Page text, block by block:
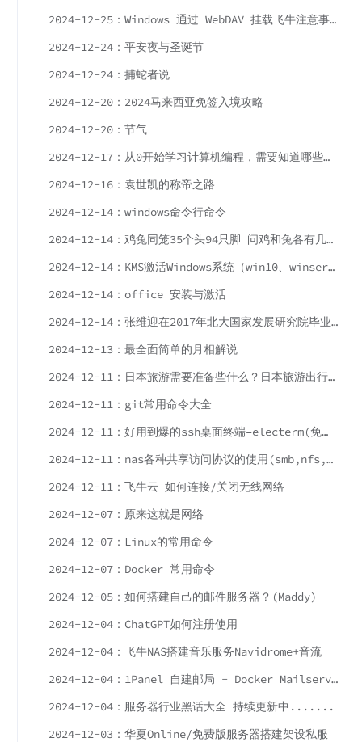
2024-12-25：Windows 通过 WebDAV 挂载飞牛注意事项
2024-12-24：平安夜与圣诞节
2024-12-24：捕蛇者说
2024-12-20：2024马来西亚免签入境攻略
2024-12-20：节气
2024-12-17：从0开始学习计算机编程，需要知道哪些知识
2024-12-16：袁世凯的称帝之路
2024-12-14：windows命令行命令
2024-12-14：鸡兔同笼35个头94只脚 问鸡和兔各有几只？
2024-12-14：KMS激活Windows系统（win10、winserver等各版本通用）
2024-12-14：office 安装与激活
2024-12-14：张维迎在2017年北大国家发展研究院毕业典礼上的演讲：自由是一种责任
2024-12-13：最全面简单的月相解说
2024-12-11：日本旅游需要准备些什么？日本旅游出行前的准备工作
2024-12-11：git常用命令大全
2024-12-11：好用到爆的ssh桌面终端–electerm(免费开源)
2024-12-11：nas各种共享访问协议的使用(smb,nfs,ftp,ftps,sftp,afp,webdav)
2024-12-11：飞牛云 如何连接/关闭无线网络
2024-12-07：原来这就是网络
2024-12-07：Linux的常用命令
2024-12-07：Docker 常用命令
2024-12-05：如何搭建自己的邮件服务器？(Maddy)
2024-12-04：ChatGPT如何注册使用
2024-12-04：飞牛NAS搭建音乐服务Navidrome+音流
2024-12-04：1Panel 自建邮局 - Docker Mailserver
2024-12-04：服务器行业黑话大全 持续更新中.......
2024-12-03：华夏Online/免费版服务器搭建架设私服